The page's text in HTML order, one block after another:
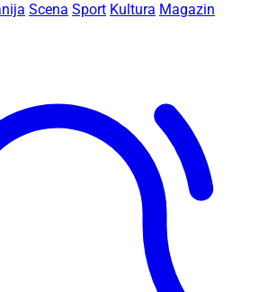
Scena Sport Kultura Magazin